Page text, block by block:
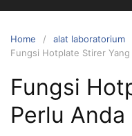
Home
alat laboratorium
Fungsi Hotplate Stirer
Fungsi
Perlu